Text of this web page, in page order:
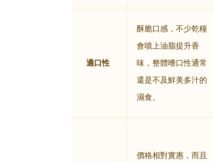
適口性
酥脆口感，不少乾糧
會噴上油脂提升香
味，整體嗜口性通常
還是不及鮮美多汁的
濕食。
價格相對實惠，而且